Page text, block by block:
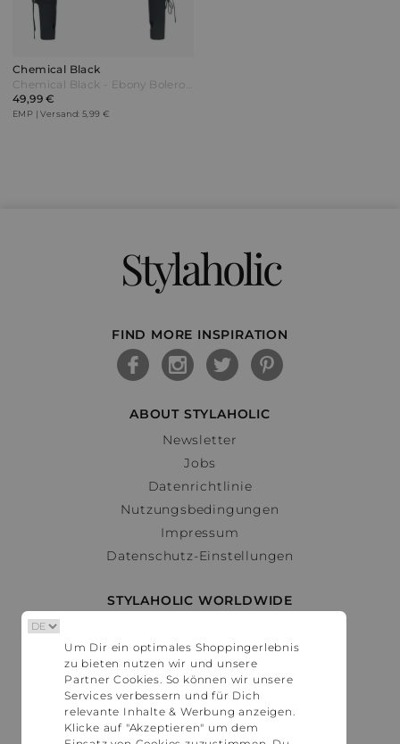
Chemical Black
Chemical Black - Ebony Bolero - Kapuzenjacke - schwarz
49,99 €
EMP | Versand: 5,99 €
Stylaholic
FIND MORE INSPIRATION
ABOUT STYLAHOLIC
Newsletter
Jobs
Datenrichtlinie
Nutzungsbedingungen
Impressum
Datenschutz-Einstellungen
STYLAHOLIC WORLDWIDE
Österreich
Schweiz
France
United States
Um Dir ein optimales Shoppingerlebnis
zu bieten nutzen wir und unsere
Partner Cookies. So können wir unsere
Services verbessern und für Dich
relevante Inhalte & Werbung anzeigen.
Klicke auf "Akzeptieren" um dem